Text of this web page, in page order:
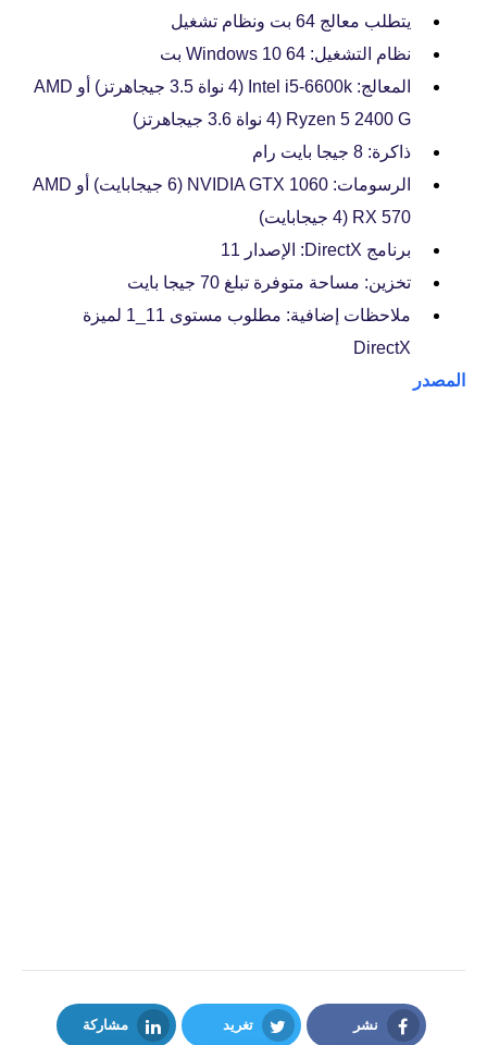
يتطلب معالج 64 بت ونظام تشغيل
نظام التشغيل: Windows 10 64 بت
المعالج: Intel i5-6600k (4 نواة 3.5 جيجاهرتز) أو AMD
Ryzen 5 2400 G (4 نواة 3.6 جيجاهرتز)
ذاكرة: 8 جيجا بايت رام
الرسومات: NVIDIA GTX 1060 (6 جيجابايت) أو AMD
RX 570 (4 جيجابايت)
برنامج DirectX: الإصدار 11
تخزين: مساحة متوفرة تبلغ 70 جيجا بايت
ملاحظات إضافية: مطلوب مستوى 11_1 لميزة
DirectX
المصدر
نشر تغريد مشاركة